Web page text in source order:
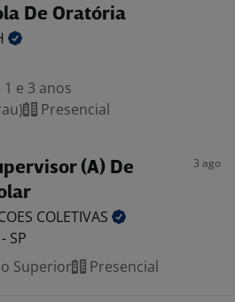
De Oratória
e 3 anos
Presencial
(A) De
3 ago
COLETIVAS
SP
Superior Presencial